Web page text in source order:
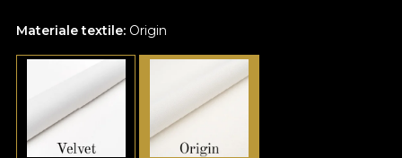
Materiale textile: Origin